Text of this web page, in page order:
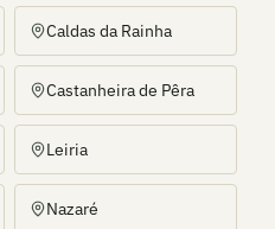
Caldas da Rainha
Castanheira de Pêra
Leiria
Nazaré